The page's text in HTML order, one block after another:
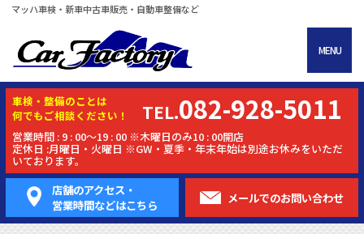
マッハ車検・新車中古車販売・自動車整備など
MENU
車検・ 整備のことは
何でもご相談ください！
TEL.082-928-5011
営業時間 : 9 : 00～19 : 00 ※木曜日のみ10 : 00開店
定休日 :月曜日・火曜日 ※GW・夏季・年末年始は別途お休みをいただ
いております。
店舗のアクセス・
営業時間などはこちら
メールでのお問い合わせ